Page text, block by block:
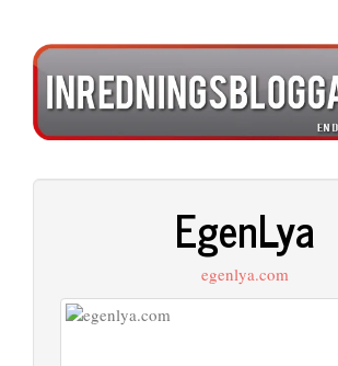
EgenLya
egenlya.com